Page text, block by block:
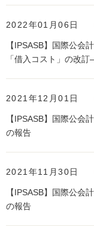
2022年01月06日
【IPSASB】国際公会
「借入コスト」の改
2021年12月01日
【IPSASB】国際公会
の報告
2021年11月30日
【IPSASB】国際公会
の報告